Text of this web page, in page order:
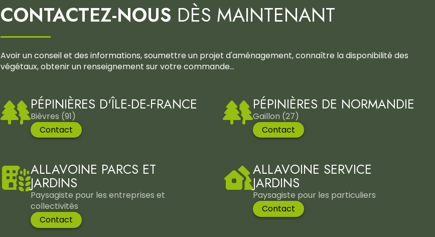
CONTACTEZ-NOUS DÈS MAINTENANT
Avoir un conseil et des informations, soumettre un projet d'aménagement, connaître la disponibilité des
végétaux, obtenir un renseignement sur votre commande...
PÉPINIÈRES D'ÎLE-DE-FRANCE
Bièvres (91)
Contact
PÉPINIÈRES DE NORMANDIE
Gaillon (27)
Contact
ALLAVOINE PARCS ET
JARDINS
Paysagiste pour les entreprises et
collectivités
Contact
ALLAVOINE SERVICE
JARDINS
Paysagiste pour les particuliers
Contact